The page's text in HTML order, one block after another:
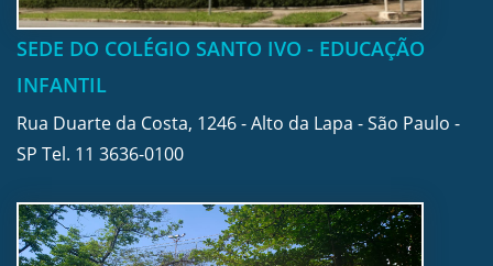
SEDE DO COLÉGIO SANTO IVO - EDUCAÇÃO
INFANTIL
Rua Duarte da Costa, 1246 - Alto da Lapa - São Paulo -
SP Tel. 11 3636-0100